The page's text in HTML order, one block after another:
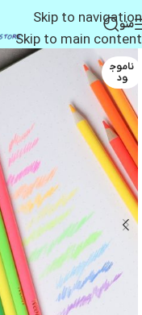
Skip to navigation
Skip to main content
منو
ناموج
ود